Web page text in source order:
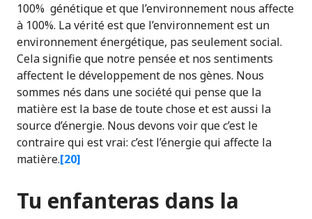
100% génétique et que l’environnement nous affecte
à 100%. La vérité est que l’environnement est un
environnement énergétique, pas seulement social.
Cela signifie que notre pensée et nos sentiments
affectent le développement de nos gènes. Nous
sommes nés dans une société qui pense que la
matière est la base de toute chose et est aussi la
source d’énergie. Nous devons voir que c’est le
contraire qui est vrai: c’est l’énergie qui affecte la
matière.[20]
Tu enfanteras dans la